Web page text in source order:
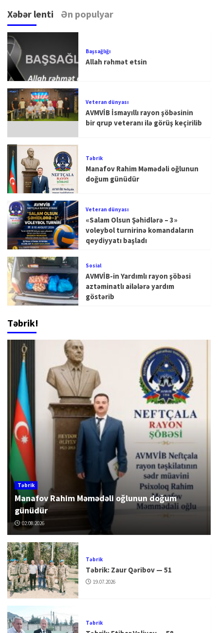
Xəbər lenti Ən populyar
Başsağlığı
Allah rəhmət etsin
Veteran dünyası
AVMVİB İsmayıllı rayon şöbəsinin
bir qrup veteranı ilə görüş keçirilib
Təbrik
Manafov Rahim Məmədəli oğlunun
doğum günüdür
Veteran dünyası
«Salam Olsun Şəhidlərə – 3»
voleybol turnirinə komandaların
qeydiyyatı başladı
Sosial
AVMVİB-in Yardımlı rayon şöbəsi
aztəminatlı ailələrə yardım
göstərib
Təbrik!
Təbrik
Manafov Rahim Məmədəli oğlunun doğum
günüdür
02.08.2026
Təbrik
Təbrik: Zaur Qəribov — 51
19.07.2026
Təbrik